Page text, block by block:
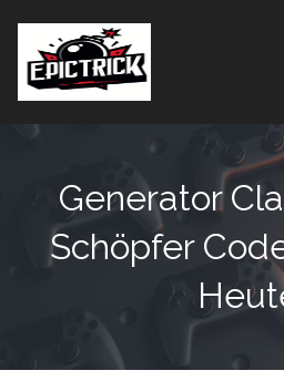
Generator
Schöpfer